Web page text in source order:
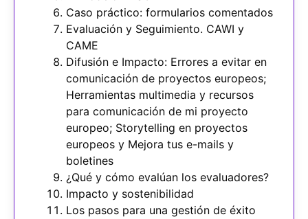
Caso práctico: formularios comentados
Evaluación y Seguimiento. CAWI y
CAME
Difusión e Impacto: Errores a evitar en
comunicación de proyectos europeos;
Herramientas multimedia y recursos
para comunicación de mi proyecto
europeo; Storytelling en proyectos
europeos y Mejora tus e-mails y
boletines
¿Qué y cómo evalúan los evaluadores?
Impacto y sostenibilidad
Los pasos para una gestión de éxito